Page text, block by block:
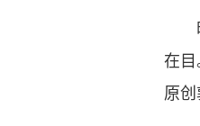
时
在目
原